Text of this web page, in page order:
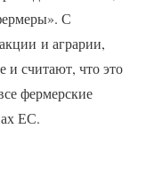
С
и аграрии,
считают, что это
фермерские
ЕС.